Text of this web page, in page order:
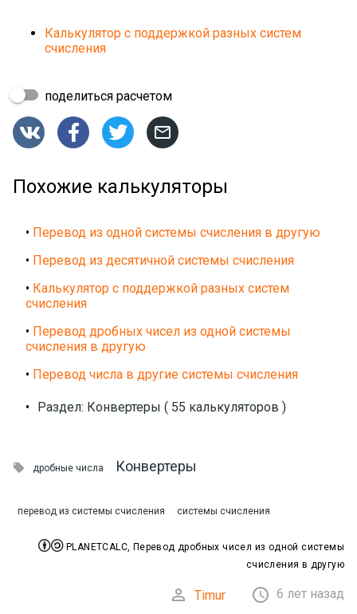
Калькулятор с поддержкой разных систем
счисления
поделиться расчетом
   
Похожие калькуляторы
• Перевод из одной системы счисления в другую
• Перевод из десятичной системы счисления
• Калькулятор с поддержкой разных систем
счисления
• Перевод дробных чисел из одной системы
счисления в другую
• Перевод числа в другие системы счисления
• Раздел: Конвертеры ( 55 калькуляторов )
 дробные числа Конвертеры
перевод из системы счисления системы счисления
PLANETCALC, Перевод дробных чисел из одной системы
счисления в другую
 Timur  6 лет назад